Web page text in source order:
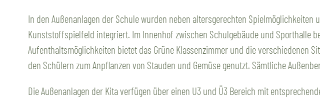
In den Außenanlagen der Schule wurden neben altersgerechten
Kunststoffspielfeld integriert. Im Innenhof zwischen Schulgebäude und Sporthalle
Aufenthaltsmöglichkeiten bietet das Grüne Klassenzimmer und die verschiedenen
den Schülern zum Anpflanzen von Stauden und Gemüse genutzt. Sämtliche
Die Außenanlagen der Kita verfügen über einen U3 und Ü3 Bereich mit